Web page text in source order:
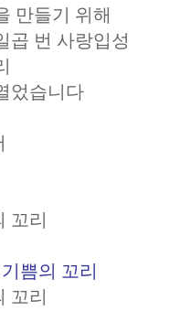
만들기 위해
곱 번 사랑입성
었습니다
꼬리
쁨의 꼬리
꼬리